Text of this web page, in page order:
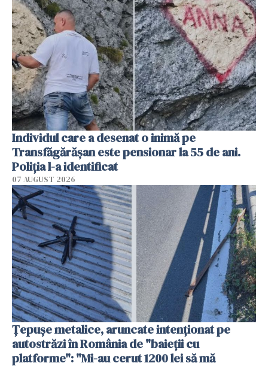
Individul care a desenat o inimă pe
Transfăgărășan este pensionar la 55 de ani.
Poliția l-a identificat
07 AUGUST 2026
Țepușe metalice, aruncate intenționat pe
autostrăzi în România de "baieții cu
platforme": "Mi-au cerut 1200 lei să mă